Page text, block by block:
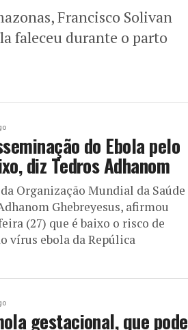
Francisco Solivan
faleceu durante o parto
do Ebola pelo
diz Tedros Adhanom
Organização Mundial da Saúde
Ghebreyesus, afirmou
(27) que é baixo o risco de
vírus ebola da Repúlica
gestacional, que pode